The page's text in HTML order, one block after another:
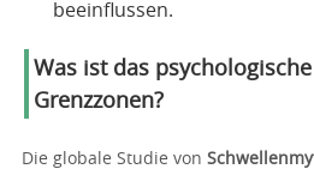
beeinflussen.
Was ist das
Grenzzonen?
Die globale Studie von